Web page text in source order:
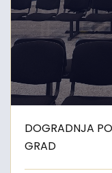
DOGRADNJA
GRAD